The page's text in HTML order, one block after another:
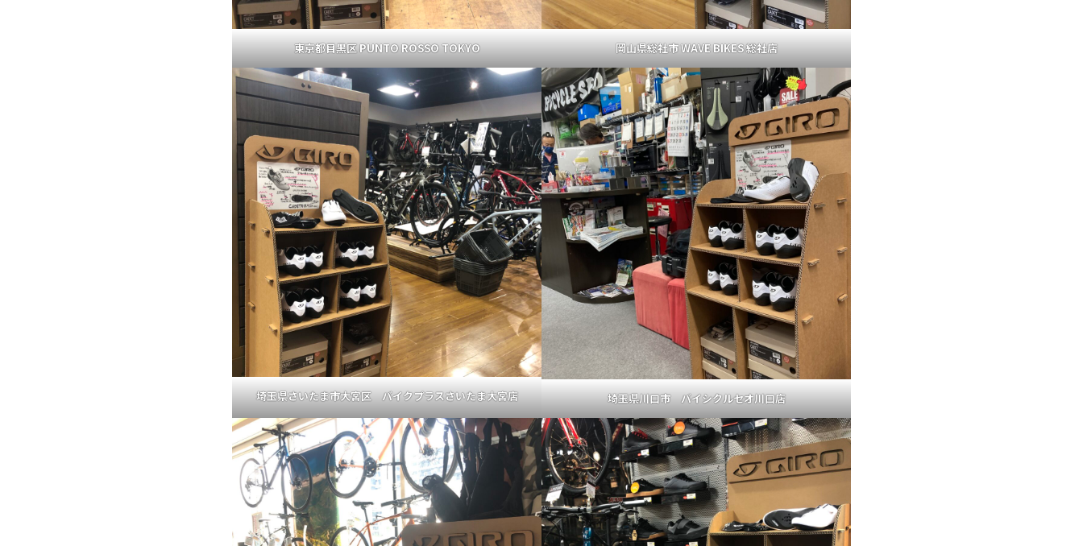
東京都目黒区 PUNTO ROSSO TOKYO 岡山県総社市 WAVE BIKES 総社店
埼玉県さいたま市大宮区 バイクプラスさいたま大宮店 埼玉県川口市 バイシクルセオ川口店